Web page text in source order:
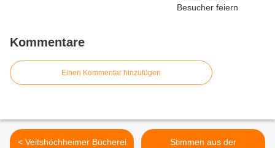
Kommentare
Einen Kommentar hinzufügen
< Veitshöchheimer Bücherei
Stimmen aus der